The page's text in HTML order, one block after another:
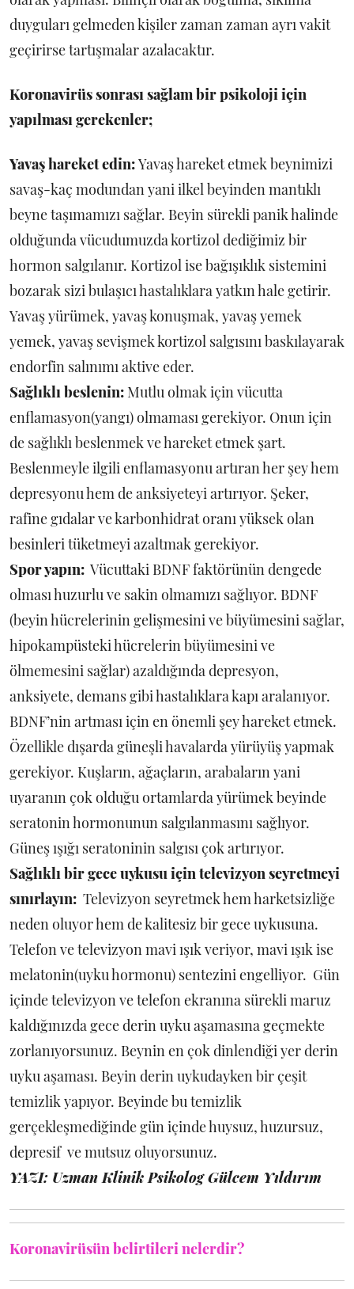
duyguları gelmeden kişiler zaman zaman ayrı vakit
geçirirse tartışmalar azalacaktır.
Koronavirüs sonrası sağlam bir psikoloji için
yapılması gerekenler;
Yavaş hareket edin:Yavaş hareket etmek beynimizi
savaş-kaç modundan yani ilkel beyinden mantıklı
beyne taşımamızı sağlar. Beyin sürekli panik halinde
olduğunda vücudumuzda kortizol dediğimiz bir
hormon salgılanır. Kortizol ise bağışıklık sistemini
bozarak sizi bulaşıcı hastalıklara yatkın hale getirir.
Yavaş yürümek, yavaş konuşmak, yavaş yemek
yemek, yavaş sevişmek kortizol salgısını baskılayarak
endorfin salınımı aktive eder.
Sağlıklı beslenin: Mutlu olmak için vücutta
enflamasyon(yangı) olmaması gerekiyor. Onun için
de sağlıklı beslenmek ve hareket etmek şart.
Beslenmeyle ilgili enflamasyonu artıran her şey hem
depresyonu hem de anksiyeteyi artırıyor. Şeker,
rafine gıdalar ve karbonhidrat oranı yüksek olan
besinleri tüketmeyi azaltmak gerekiyor.
Spor yapın: Vücuttaki BDNF faktörünün dengede
olması huzurlu ve sakin olmamızı sağlıyor. BDNF
(beyin hücrelerinin gelişmesini ve büyümesini sağlar,
hipokampüsteki hücrelerin büyümesini ve
ölmemesini sağlar) azaldığında depresyon,
anksiyete, demans gibi hastalıklara kapı aralanıyor.
BDNF’nin artması için en önemli şey hareket etmek.
Özellikle dışarda güneşli havalarda yürüyüş yapmak
gerekiyor. Kuşların, ağaçların, arabaların yani
uyaranın çok olduğu ortamlarda yürümek beyinde
seratonin hormonunun salgılanmasını sağlıyor.
Güneş ışığı seratoninin salgısı çok artırıyor.
Sağlıklı bir gece uykusu için televizyon seyretmeyi
sınırlayın: Televizyon seyretmek hem harketsizliğe
neden oluyor hem de kalitesiz bir gece uykusuna.
Telefon ve televizyon mavi ışık veriyor, mavi ışık ise
melatonin(uyku hormonu) sentezini engelliyor. Gün
içinde televizyon ve telefon ekranına sürekli maruz
kaldığınızda gece derin uyku aşamasına geçmekte
zorlanıyorsunuz. Beynin en çok dinlendiği yer derin
uyku aşaması. Beyin derin uykudayken bir çeşit
temizlik yapıyor. Beyinde bu temizlik
gerçekleşmediğinde gün içinde huysuz, huzursuz,
depresif ve mutsuz oluyorsunuz.
YAZI: Uzman Klinik Psikolog Gülcem Yıldırım
Koronavirüsün belirtileri nelerdir?